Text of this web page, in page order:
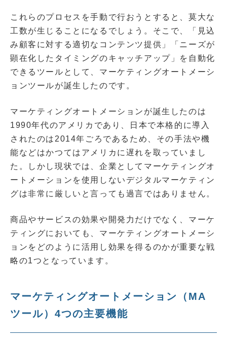
これらのプロセスを手動で行おうとすると、莫大な
工数が生じることになるでしょう。そこで、「見込
み顧客に対する適切なコンテンツ提供」「ニーズが
顕在化したタイミングのキャッチアップ」を自動化
できるツールとして、マーケティングオートメーシ
ョンツールが誕生したのです。
マーケティングオートメーションが誕生したのは
1990年代のアメリカであり、日本で本格的に導入
されたのは2014年ごろであるため、その手法や機
能などはかつてはアメリカに遅れを取っていまし
た。しかし現状では、企業としてマーケティングオ
ートメーションを使用しないデジタルマーケティン
グは非常に厳しいと言っても過言ではありません。
商品やサービスの効果や開発力だけでなく、マーケ
ティングにおいても、マーケティングオートメーシ
ョンをどのように活用し効果を得るのかが重要な戦
略の1つとなっています。
マーケティングオートメーション（MA
ツール）4つの主要機能